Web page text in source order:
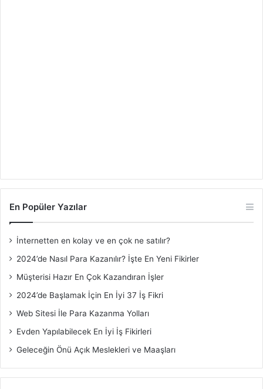
En Popüler Yazılar
İnternetten en kolay ve en çok ne satılır?
2024’de Nasıl Para Kazanılır? İşte En Yeni Fikirler
Müşterisi Hazır En Çok Kazandıran İşler
2024’de Başlamak İçin En İyi 37 İş Fikri
Web Sitesi İle Para Kazanma Yolları
Evden Yapılabilecek En İyi İş Fikirleri
Geleceğin Önü Açık Meslekleri ve Maaşları